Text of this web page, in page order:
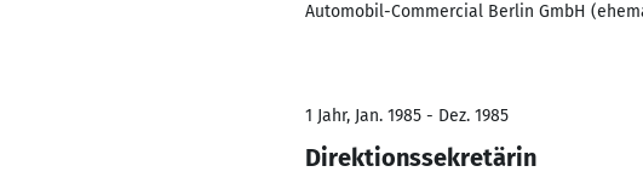
Automobil-Commercial Berlin GmbH
1 Jahr, Jan. 1985 - Dez. 1985
Direktionssekretärin